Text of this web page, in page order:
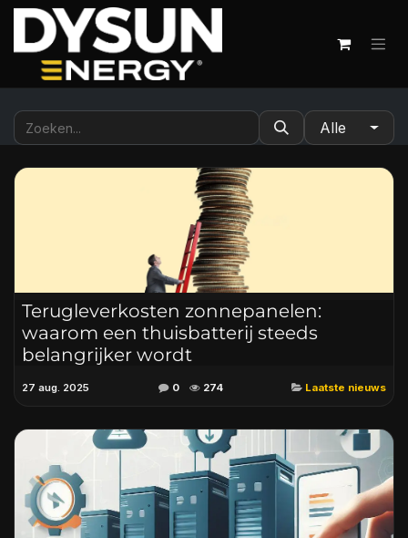
Overslaan naar inhoud
Alle
Terugleverkosten zonnepanelen:
waarom een thuisbatterij steeds
belangrijker wordt
27 aug. 2025 0 274 Laatste nieuws